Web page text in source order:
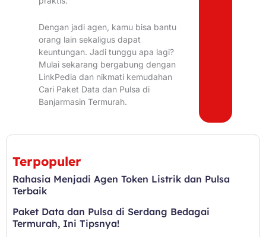
Dengan jadi agen, kamu bisa bantu
orang lain sekaligus dapat
keuntungan. Jadi tunggu apa lagi?
Mulai sekarang bergabung dengan
LinkPedia dan nikmati kemudahan
Cari Paket Data dan Pulsa di
Banjarmasin Termurah.
Terpopuler
Rahasia Menjadi Agen Token Listrik dan Pulsa
Terbaik
Paket Data dan Pulsa di Serdang Bedagai
Termurah, Ini Tipsnya!